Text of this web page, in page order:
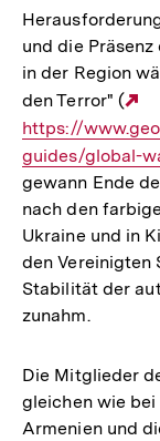
und die
in der Region
den Terror" (
https://
guides/global-
gewann Ende
nach den
Ukraine und in
den Vereinigten
Stabilität der
zunahm.
Die Mitglieder
gleichen wie bei
Armenien und